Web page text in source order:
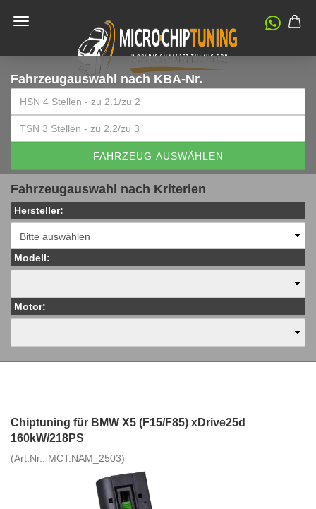
Fahrzeugauswahl nach KBA-Nr.
FAHRZEUG AUSWÄHLEN
Fahrzeugauswahl nach Kriterien
Hersteller:
Modell:
Motor:
Chiptuning für BMW X5 (F15/F85) xDrive25d
160kW/218PS
(Art.Nr.: MCT.NAM_2503)